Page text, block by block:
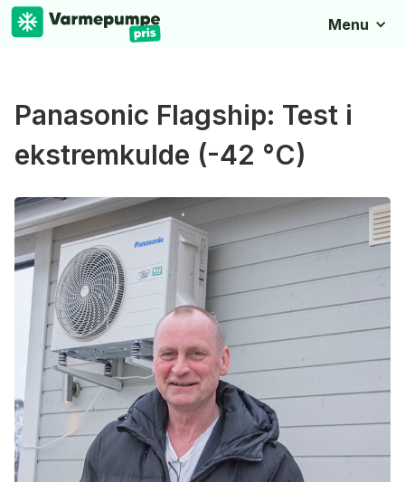
Menu
Panasonic Flagship: Test i
ekstremkulde (-42 °C)